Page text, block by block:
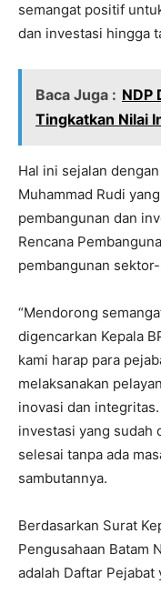
semangat positif
dan investasi hingga
Baca Juga : NDP
Tingkatkan Nilai
Hal ini sejalan
Muhammad Rudi
pembangunan dan
Rencana
pembangunan
“Mendorong
digencarkan Kepala
kami harap para
melaksanakan
inovasi dan
investasi yang sudah
selesai tanpa ada
sambutannya.
Berdasarkan Surat
Pengusahaan Batam
adalah Daftar Pejabat